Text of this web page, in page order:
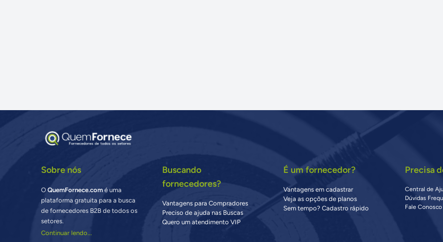
Sobre nós
OQuemFornece.com é uma
plataforma gratuita para a busca
de fornecedores B2B de todos os
setores.
Continuar lendo...
Buscando
fornecedores?
Vantagens para Compradores
Preciso de ajuda nas Buscas
Quero um atendimento VIP
É um fornecedor?
Vantagens em cadastrar
Veja as opções de planos
Sem tempo? Cadastro rápido
Precisa
Central de
Dúvidas
Fale Conosco